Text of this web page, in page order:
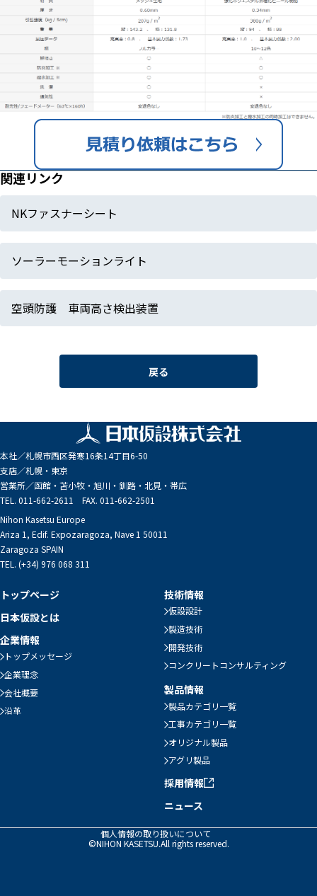
関連リンク
NKファスナーシート
ソーラーモーションライト
空頭防護 車両高さ検出装置
戻る
本社／札幌市西区発寒16条14丁目6-50
支店／札幌・東京
営業所／函館・苫小牧・旭川・釧路・北見・帯広
TEL. 011-662-2611 FAX. 011-662-2501
Nihon Kasetsu Europe
Ariza 1, Edif. Expozaragoza, Nave 1 50011
Zaragoza SPAIN
TEL. (+34) 976 068 311
トップページ
日本仮設とは
企業情報
トップメッセージ
企業理念
会社概要
沿革
技術情報
仮設設計
製造技術
開発技術
コンクリートコンサルティング
製品情報
製品カテゴリ一覧
工事カテゴリ一覧
オリジナル製品
アグリ製品
採用情報
ニュース
個人情報の取り扱いについて
©NIHON KASETSU.All rights reserved.